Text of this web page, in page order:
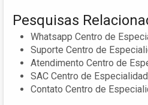
Pesquisas
Whatsapp Centro de
Suporte Centro de
Atendimento Centro de
SAC Centro de
Contato Centro de